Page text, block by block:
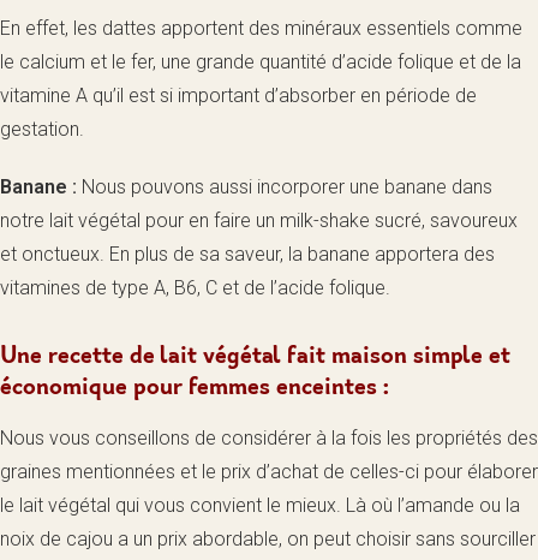
En effet, les dattes apportent des minéraux essentiels comme
le calcium et le fer, une grande quantité d’acide folique et de la
vitamine A qu’il est si important d’absorber en période de
gestation.
Banane : Nous pouvons aussi incorporer une banane dans
notre lait végétal pour en faire un milk-shake sucré, savoureux
et onctueux. En plus de sa saveur, la banane apportera des
vitamines de type A, B6, C et de l’acide folique.
Une recette de lait végétal fait maison simple et
économique pour femmes enceintes :
Nous vous conseillons de considérer à la fois les propriétés des
graines mentionnées et le prix d’achat de celles-ci pour élaborer
le lait végétal qui vous convient le mieux. Là où l’amande ou la
noix de cajou a un prix abordable, on peut choisir sans sourciller